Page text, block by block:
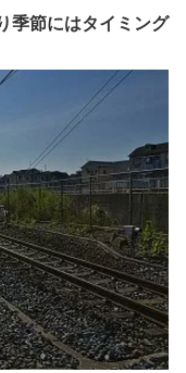
季節にはタイミング